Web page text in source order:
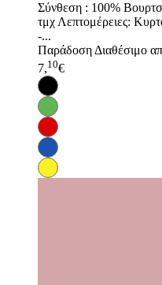
Σύνθεση : 100%
τμχ Λεπτομέρειες:
-...
Παράδοση Διαθέσιμο
7,10€